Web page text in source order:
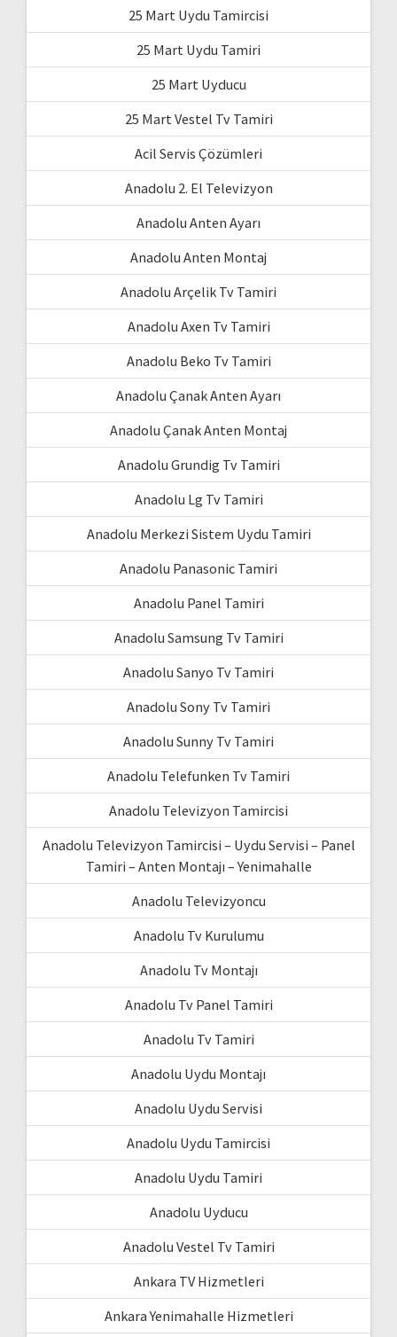
25 Mart Uydu Tamircisi
25 Mart Uydu Tamiri
25 Mart Uyducu
25 Mart Vestel Tv Tamiri
Acil Servis Çözümleri
Anadolu 2. El Televizyon
Anadolu Anten Ayarı
Anadolu Anten Montaj
Anadolu Arçelik Tv Tamiri
Anadolu Axen Tv Tamiri
Anadolu Beko Tv Tamiri
Anadolu Çanak Anten Ayarı
Anadolu Çanak Anten Montaj
Anadolu Grundig Tv Tamiri
Anadolu Lg Tv Tamiri
Anadolu Merkezi Sistem Uydu Tamiri
Anadolu Panasonic Tamiri
Anadolu Panel Tamiri
Anadolu Samsung Tv Tamiri
Anadolu Sanyo Tv Tamiri
Anadolu Sony Tv Tamiri
Anadolu Sunny Tv Tamiri
Anadolu Telefunken Tv Tamiri
Anadolu Televizyon Tamircisi
Anadolu Televizyon Tamircisi – Uydu Servisi – Panel
Tamiri – Anten Montajı – Yenimahalle
Anadolu Televizyoncu
Anadolu Tv Kurulumu
Anadolu Tv Montajı
Anadolu Tv Panel Tamiri
Anadolu Tv Tamiri
Anadolu Uydu Montajı
Anadolu Uydu Servisi
Anadolu Uydu Tamircisi
Anadolu Uydu Tamiri
Anadolu Uyducu
Anadolu Vestel Tv Tamiri
Ankara TV Hizmetleri
Ankara Yenimahalle Hizmetleri